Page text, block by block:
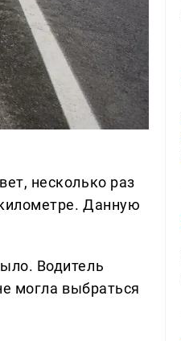
несколько раз
Данную
Водитель
могла выбраться